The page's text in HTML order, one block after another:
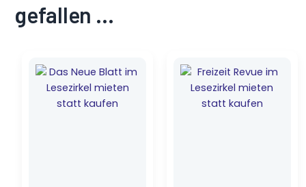
gefallen …
Preis
war:
2,59 €
Preis
ist:
1,75 €.
Preis
war:
2,49 €
Preis
ist:
1,75 €.